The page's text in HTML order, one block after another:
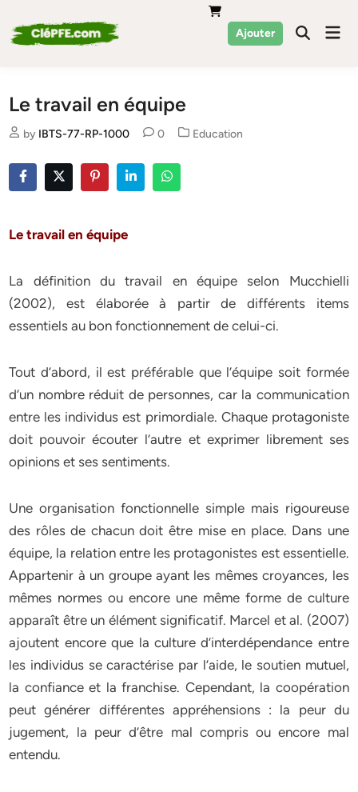
content
Ajouter
Le travail en équipe
by IBTS-77-RP-1000 0
Posted
Education
Le travail en équipe
La définition du travail en équipe selon Mucchielli
(2002), est élaborée à partir de différents items
essentiels au bon fonctionnement de celui-ci.
Tout d’abord, il est préférable que l’équipe soit formée
d’un nombre réduit de personnes, car la communication
entre les individus est primordiale. Chaque protagoniste
doit pouvoir écouter l’autre et exprimer librement ses
opinions et ses sentiments.
Une organisation fonctionnelle simple mais rigoureuse
des rôles de chacun doit être mise en place. Dans une
équipe, la relation entre les protagonistes est essentielle.
Appartenir à un groupe ayant les mêmes croyances, les
mêmes normes ou encore une même forme de culture
apparaît être un élément significatif. Marcel et al. (2007)
ajoutent encore que la culture d’interdépendance entre
les individus se caractérise par l’aide, le soutien mutuel,
la confiance et la franchise. Cependant, la coopération
peut générer différentes appréhensions : la peur du
jugement, la peur d’être mal compris ou encore mal
entendu.